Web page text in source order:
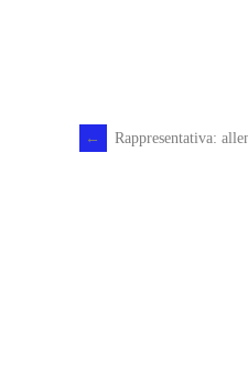
Post
← Rappresentativa: